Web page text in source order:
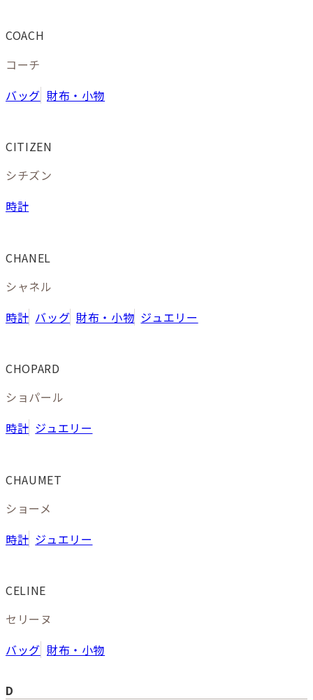
COACH
コーチ
バッグ 財布・小物
CITIZEN
シチズン
時計
CHANEL
シャネル
時計 バッグ 財布・小物 ジュエリー
CHOPARD
ショパール
時計 ジュエリー
CHAUMET
ショーメ
時計 ジュエリー
CELINE
セリーヌ
バッグ 財布・小物
D